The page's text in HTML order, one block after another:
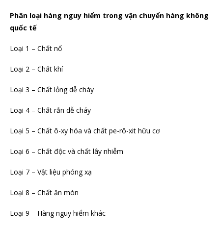
Phân loại hàng nguy hiểm trong vận chuyển hàng không
quốc tế
Loại 1 – Chất nổ
Loại 2 – Chất khí
Loại 3 – Chất lỏng dễ cháy
Loại 4 – Chất rắn dễ cháy
Loại 5 – Chất ô-xy hóa và chất pe-rô-xit hữu cơ
Loại 6 – Chất độc và chất lây nhiễm
Loại 7 – Vật liệu phóng xạ
Loại 8 – Chất ăn mòn
Loại 9 – Hàng nguy hiểm khác